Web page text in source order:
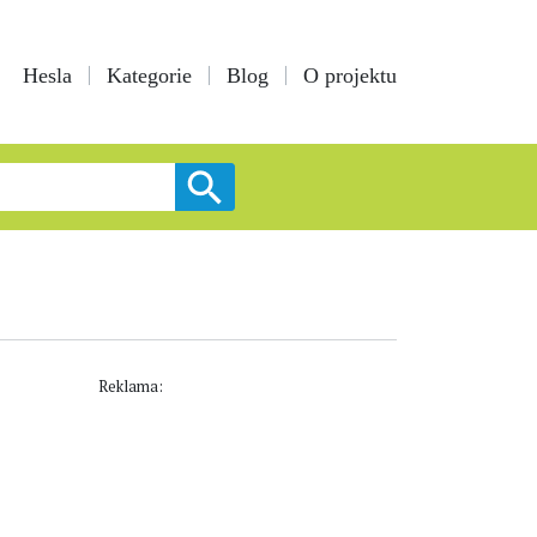
Hesla Kategorie Blog O projektu
Reklama: